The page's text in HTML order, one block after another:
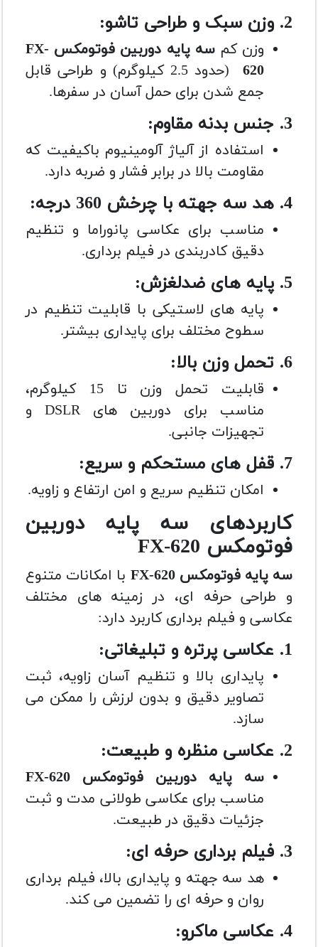
2. وزن سبک و طراحی تاشو:
وزن کم
سه پایه دوربین فوتومکس FX-
620
(حدود 2.5 کیلوگرم) و طراحی قابل
جمع شدن برای حمل آسان در سفرها.
3. جنس بدنه مقاوم:
استفاده از آلیاژ آلومینیوم باکیفیت که
مقاومت بالا در برابر فشار و ضربه دارد.
4. هد سه جهته با چرخش 360 درجه:
مناسب برای عکاسی پانوراما و تنظیم
دقیق کادربندی در فیلم برداری.
5. پایه های ضدلغزش:
پایه های لاستیکی با قابلیت تنظیم در
سطوح مختلف برای پایداری بیشتر.
6. تحمل وزن بالا:
قابلیت تحمل وزن تا 15 کیلوگرم،
مناسب برای دوربین های DSLR و
تجهیزات جانبی.
7. قفل های مستحکم و سریع:
امکان تنظیم سریع و امن ارتفاع و زاویه.
کاربردهای سه پایه دوربین
فوتومکس FX-620
سه پایه فوتومکس FX-620
با امکانات متنوع
و طراحی حرفه ای، در زمینه های مختلف
عکاسی و فیلم برداری کاربرد دارد:
1. عکاسی پرتره و تبلیغاتی:
پایداری بالا و تنظیم آسان زاویه، ثبت
تصاویر دقیق و بدون لرزش را ممکن می
سازد.
2. عکاسی منظره و طبیعت:
سه پایه دوربین فوتومکس FX-620
مناسب برای عکاسی طولانی مدت و ثبت
جزئیات دقیق در طبیعت.
3. فیلم برداری حرفه ای:
هد سه جهته و پایداری بالا، فیلم برداری
روان و حرفه ای را تضمین می کند.
4. عکاسی ماکرو: